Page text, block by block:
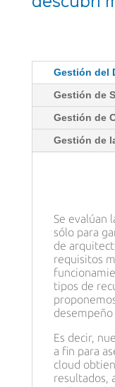
Gestión del
Gestión de
Gestión de
Gestión de
Se evalúan
sólo para
de
requisitos
tipos de
Es decir,
a fin para
cloud
resultados,